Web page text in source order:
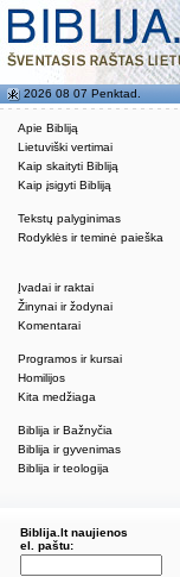
Apie Bibliją
Lietuviški vertimai
Kaip skaityti Bibliją
Kaip įsigyti Bibliją
Tekstų palyginimas
Rodyklės ir teminė paieška
Įvadai ir raktai
Žinynai ir žodynai
Komentarai
Programos ir kursai
Homilijos
Kita medžiaga
Biblija ir Bažnyčia
Biblija ir gyvenimas
Biblija ir teologija
2026 08 07 Penktad.
Biblija.lt naujienos
el. paštu: